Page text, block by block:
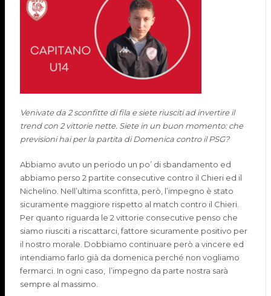
Venivate da 2 sconfitte di fila e siete riusciti ad invertire il
trend con 2 vittorie nette. Siete in un buon momento: che
previsioni hai per la partita di Domenica contro il PSG?
Abbiamo avuto un periodo un po’ di sbandamento ed
abbiamo perso 2 partite consecutive contro il Chieri ed il
Nichelino. Nell’ultima sconfitta, però, l’impegno è stato
sicuramente maggiore rispetto al match contro il Chieri.
Per quanto riguarda le 2 vittorie consecutive penso che
siamo riusciti a riscattarci, fattore sicuramente positivo per
il nostro morale. Dobbiamo continuare però a vincere ed
intendiamo farlo già da domenica perché non vogliamo
fermarci. In ogni caso, l’impegno da parte nostra sarà
sempre al massimo.